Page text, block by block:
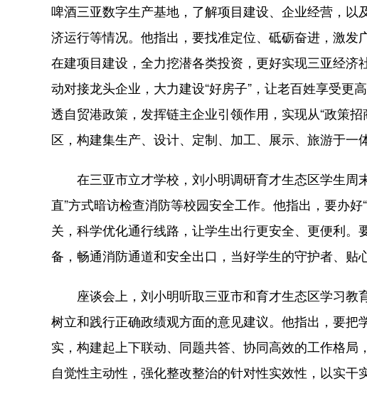
啤酒三亚数字生产基地，了解项目建设、企业经营，
济运行等情况。他指出，要找准定位、砥砺奋进，激
在建项目建设，全力挖潜各类投资，更好实现三亚经
动对接龙头企业，大力建设“好房子”，让老百姓享受更
透自贸港政策，发挥链主企业引领作用，实现从“政策
区，构建集生产、设计、定制、加工、展示、旅游于一
在三亚市立才学校，刘小明调研育才生态区学生周
直”方式暗访检查消防等校园安全工作。他指出，要办
关，科学优化通行线路，让学生出行更安全、更便利
备，畅通消防通道和安全出口，当好学生的守护者、贴心
座谈会上，刘小明听取三亚市和育才生态区学习教
树立和践行正确政绩观方面的意见建议。他指出，要
实，构建起上下联动、同题共答、协同高效的工作格
自觉性主动性，强化整改整治的针对性实效性，以实干